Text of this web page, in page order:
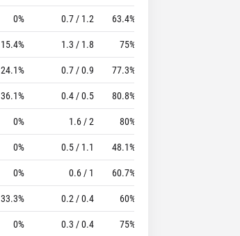
0% 0.7 / 1.2 63.4%
15.4% 1.3 / 1.8 75%
24.1% 0.7 / 0.9 77.3%
36.1% 0.4 / 0.5 80.8%
0% 1.6 / 2 80%
0% 0.5 / 1.1 48.1%
0% 0.6 / 1 60.7%
33.3% 0.2 / 0.4 60%
0% 0.3 / 0.4 75%